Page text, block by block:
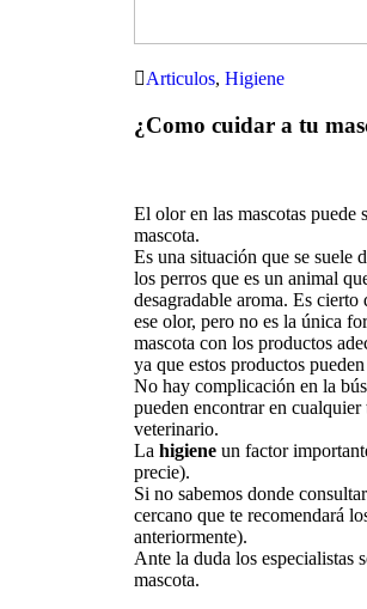
Articulos, Higiene
¿Como cuidar a tu
El olor en las mascotas
mascota.
Es una situación que se suele
los perros que es un animal
desagradable aroma. Es cierto
ese olor, pero no es la única
mascota con los productos
ya que estos productos
No hay complicación en la
pueden encontrar en
veterinario.
La higiene un factor
precie).
Si no sabemos donde
cercano que te recomendará
anteriormente).
Ante la duda los especialistas
mascota.